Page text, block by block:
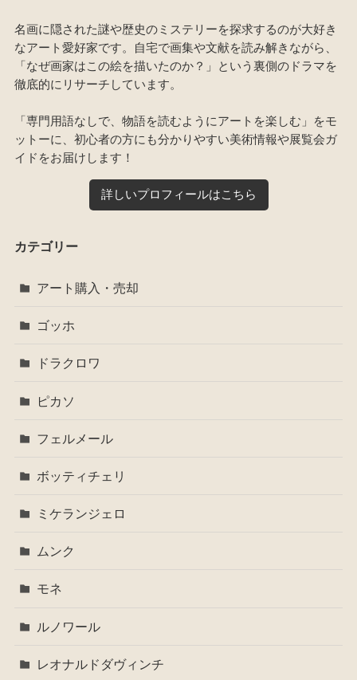
名画に隠された謎や歴史のミステリーを探求するのが大好き
なアート愛好家です。自宅で画集や文献を読み解きながら、
「なぜ画家はこの絵を描いたのか？」という裏側のドラマを
徹底的にリサーチしています。
「専門用語なしで、物語を読むようにアートを楽しむ」をモ
ットーに、初心者の方にも分かりやすい美術情報や展覧会ガ
イドをお届けします！
詳しいプロフィールはこちら
カテゴリー
アート購入・売却
ゴッホ
ドラクロワ
ピカソ
フェルメール
ボッティチェリ
ミケランジェロ
ムンク
モネ
ルノワール
レオナルドダヴィンチ